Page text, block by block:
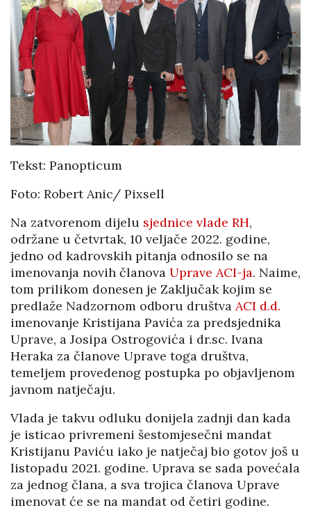
Tekst: Panopticum
Foto: Robert Anic/ Pixsell
Na zatvorenom dijelu sjednice vlade RH,
održane u četvrtak, 10 veljače 2022. godine,
jedno od kadrovskih pitanja odnosilo se na
imenovanja novih članova Uprave ACI-ja. Naime,
tom prilikom donesen je Zaključak kojim se
predlaže Nadzornom odboru društva ACI d.d.
imenovanje Kristijana Pavića za predsjednika
Uprave, a Josipa Ostrogovića i dr.sc. Ivana
Heraka za članove Uprave toga društva,
temeljem provedenog postupka po objavljenom
javnom natječaju.
Vlada je takvu odluku donijela zadnji dan kada
je isticao privremeni šestomjesečni mandat
Kristijanu Paviću iako je natječaj bio gotov još u
listopadu 2021. godine. Uprava se sada povećala
za jednog člana, a sva trojica članova Uprave
imenovat će se na mandat od četiri godine.